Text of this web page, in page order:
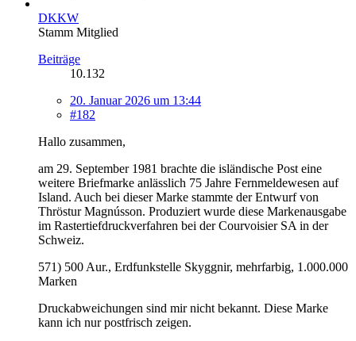
DKKW
Stamm Mitglied
Beiträge
10.132
20. Januar 2026 um 13:44
#182
Hallo zusammen,
am 29. September 1981 brachte die isländische Post eine
weitere Briefmarke anlässlich 75 Jahre Fernmeldewesen auf
Island. Auch bei dieser Marke stammte der Entwurf von
Thröstur Magnússon. Produziert wurde diese Markenausgabe
im Rastertiefdruckverfahren bei der Courvoisier SA in der
Schweiz.
571) 500 Aur., Erdfunkstelle Skyggnir, mehrfarbig, 1.000.000
Marken
Druckabweichungen sind mir nicht bekannt. Diese Marke
kann ich nur postfrisch zeigen.